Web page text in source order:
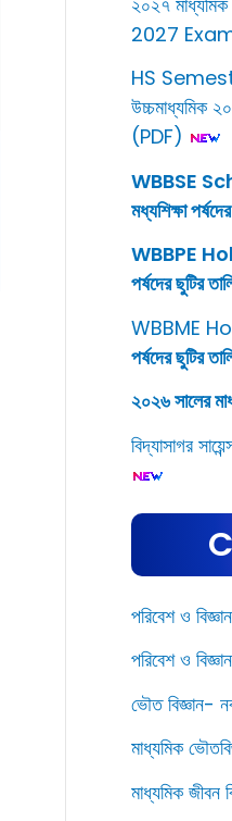
2027
HS
উচ্চমাধ্যমিক
(PDF)
WBBSE
মধ্যশিক্ষা
WBBPE
পর্ষদের ছুটির
WBBME
পর্ষদের ছুটির
২০২৬ সালের
বিদ্যাসাগর
পরিবেশ ও
পরিবেশ ও
ভৌত বিজ্ঞান-
মাধ্যমিক
মাধ্যমিক জীবন